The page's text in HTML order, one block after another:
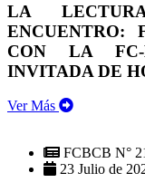
LA
ENCUENTRO:
CON LA FC-
INVITADA DE
Ver Más
FCBCB N°
23 Julio de